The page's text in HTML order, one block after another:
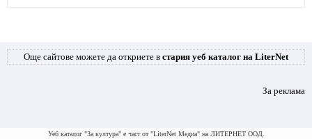
Още сайтове можете да откриете в стария уеб каталог на LiterNet
За реклама
Уеб каталог "За култура" е част от "LiterNet Медиа" на ЛИТЕРНЕТ ООД.